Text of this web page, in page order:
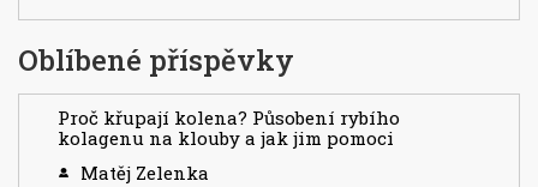
Oblíbené příspěvky
Proč křupají kolena? Působení rybího
kolagenu na klouby a jak jim pomoci
Matěj Zelenka